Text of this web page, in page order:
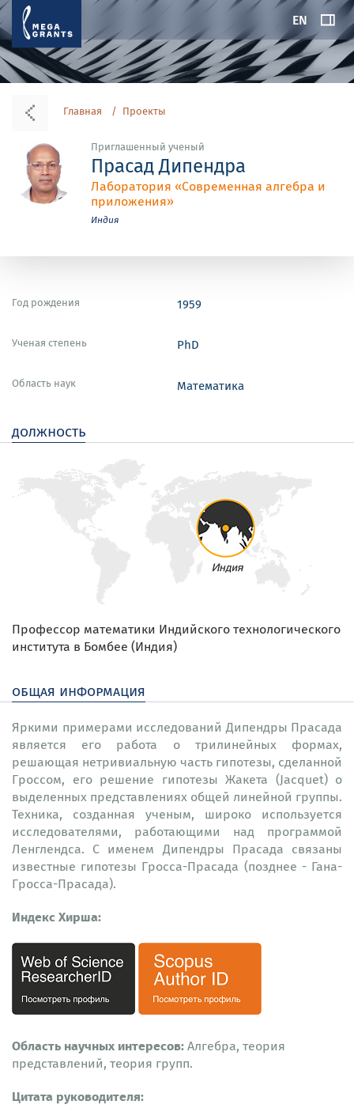
EN
Главная Проекты
Приглашенный ученый
Прасад Дипендра
Лаборатория «Современная алгебра и
приложения»
Индия
Год рождения 1959
Ученая степень PhD
Область наук Математика
должность
Профессор математики Индийского технологического
института в Бомбее (Индия)
общая информация
Яркими примерами исследований Дипендры Прасада
является его работа о трилинейных формах,
решающая нетривиальную часть гипотезы, сделанной
Гроссом, его решение гипотезы Жакета (Jacquet) о
выделенных представлениях общей линейной группы.
Техника, созданная ученым, широко используется
исследователями, работающими над программой
Ленглендса. С именем Дипендры Прасада связаны
известные гипотезы Гросса-Прасада (позднее - Гана-
Гросса-Прасада).
Индекс Хирша:
Область научных интересов:Алгебра, теория
представлений, теория групп.
Цитата руководителя: